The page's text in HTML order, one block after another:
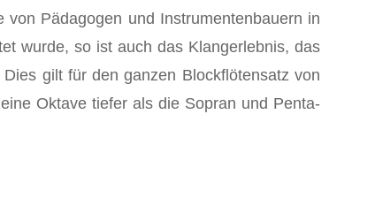
Pädagogen und Instrumentenbauern in
wurde, so ist auch das Klangerlebnis, das
Dies gilt für den ganzen Blockflötensatz von
Oktave tiefer als die Sopran und Penta-